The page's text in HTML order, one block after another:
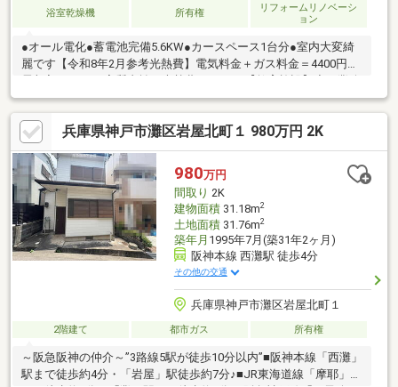
浴室乾燥機 所有権
リフォームリノベーシ
ョン
●オール電化●蓄電池完備5.6KW●カースペース1台分●室内大変綺
麗です【令和8年2月参考光熱費】電気料金＋ガス料金＝4400円売
園220ｍ◆西灘小学校・原田中学校400ｍ【センチュー２１ハウジ
ング流通】◆地元出身で地元に精通しているスタッフが地元目線
で詳しくご説明します◆スタッフは宅建士資格・ファイナンシャ
ルプランニング技能士（ＡＦＰ）の有資格者がお客様それぞれに
合った最適なプランニングをさせて頂きます◆住宅ローン審査実
績多数】あらゆる金融機関と提携しております！どんな条件もご
相談下さい。
兵庫県神戸市灘区岩屋北町１ 980万円 2K
980万円
間取り 2K
建物面積31.18m2
土地面積31.76m2
築年月 1995年7月(築31年2ヶ月)
阪神本線 西灘駅 徒歩4分
その他の交通
兵庫県神戸市灘区岩屋北町１
2階建て 都市ガス 所有権
～阪急阪神の仲介～”3路線5駅が徒歩10分以内”■阪神本線「西灘」
駅まで徒歩約4分・「岩屋」駅徒歩約7分♪■JR東海道線「摩耶」駅